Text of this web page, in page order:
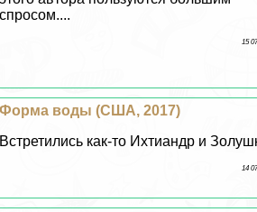
спросом....
15
Форма воды (США, 2017)
Встретились как-то Ихтиандр и
14